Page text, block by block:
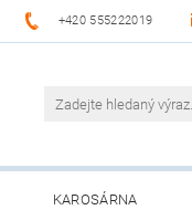
+420 555222019
KAROSÁRNA